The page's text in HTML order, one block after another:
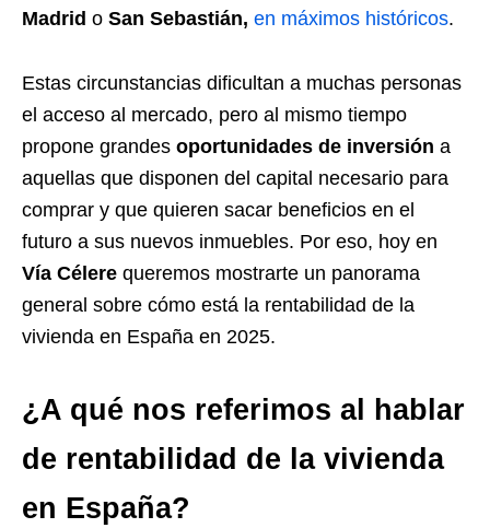
Madrid o San Sebastián, en máximos históricos.
Estas circunstancias dificultan a muchas personas
el acceso al mercado, pero al mismo tiempo
propone grandes oportunidades de inversión a
aquellas que disponen del capital necesario para
comprar y que quieren sacar beneficios en el
futuro a sus nuevos inmuebles. Por eso, hoy en
Vía Célere queremos mostrarte un panorama
general sobre cómo está la rentabilidad de la
vivienda en España en 2025.
¿A qué nos referimos al hablar
de rentabilidad de la vivienda
en España?